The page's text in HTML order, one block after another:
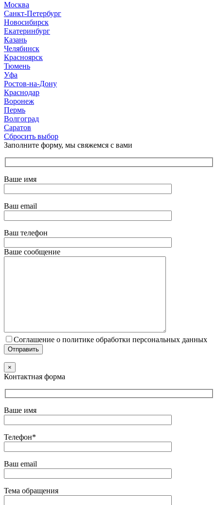
Москва
Санкт-Петербург
Новосибирск
Екатеринбург
Казань
Челябинск
Красноярск
Тюмень
Уфа
Ростов-на-Дону
Краснодар
Воронеж
Пермь
Волгоград
Саратов
Сбросить выбор
Заполните форму, мы свяжемся с вами
Ваше имя
Ваш email
Ваш телефон
Ваше сообщение
Соглашение о политике обработки персональных данных
×
Контактная форма
Ваше имя
Телефон*
Ваш email
Тема обращения